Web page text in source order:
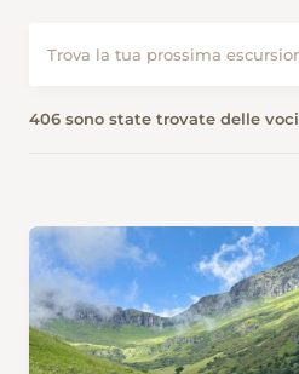
406 sono state trovate delle voci